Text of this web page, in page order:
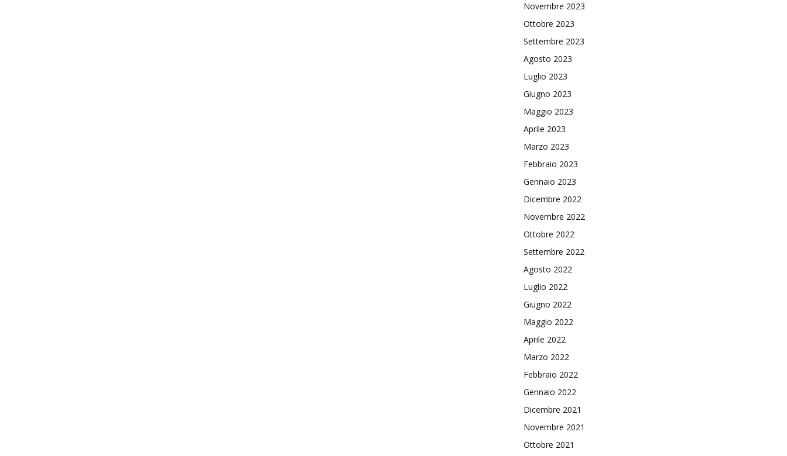
Novembre 2023
Ottobre 2023
Settembre 2023
Agosto 2023
Luglio 2023
Giugno 2023
Maggio 2023
Aprile 2023
Marzo 2023
Febbraio 2023
Gennaio 2023
Dicembre 2022
Novembre 2022
Ottobre 2022
Settembre 2022
Agosto 2022
Luglio 2022
Giugno 2022
Maggio 2022
Aprile 2022
Marzo 2022
Febbraio 2022
Gennaio 2022
Dicembre 2021
Novembre 2021
Ottobre 2021